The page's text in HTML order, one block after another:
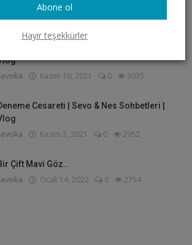
Abone ol
Hayır teşekkürler
Ekim 27, 2021 0 3157
Kasım 10, 2021 0 3035
Cesareti | Sevo & Nes Sohbetleri |
Kasım 3, 2021 0 2952
Çift Mavi Göz..
Ocak 14, 2022 0 2754